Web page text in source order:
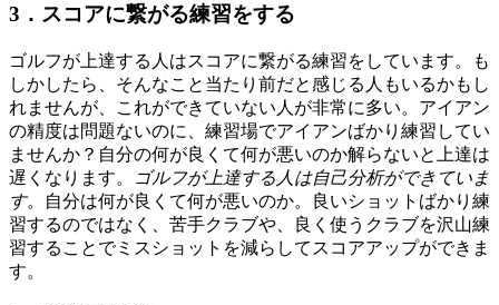
3．スコアに繋がる練習をする
ゴルフが上達する人はスコアに繋がる練習をしています。も
しかしたら、そんなこと当たり前だと感じる人もいるかもし
れませんが、これができていない人が非常に多い。アイアン
の精度は問題ないのに、練習場でアイアンばかり練習してい
ませんか？自分の何が良くて何が悪いのか解らないと上達は
遅くなります。
ゴルフが上達する人は自己分析ができていま
す。自分は何が良くて何が悪いのか。良いショットばかり練
習するのではなく、苦手クラブや、良く使うクラブを沢山練
習することでミスショットを減らしてスコアアップができま
す。